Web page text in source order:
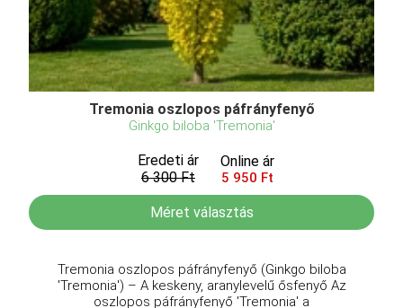
Tremonia oszlopos páfrányfenyő
Ginkgo biloba 'Tremonia'
Eredeti ár
6 300 Ft
Online ár
5 950 Ft
Méret választás
Tremonia oszlopos páfrányfenyő (Ginkgo biloba
'Tremonia') – A keskeny, aranylevelű ősfenyő Az
oszlopos páfrányfenyő 'Tremonia' a